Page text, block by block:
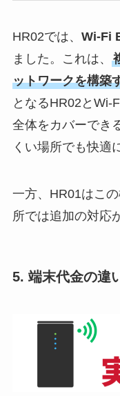
HR02では、 Wi-Fi
ました。これは、
ットワークを構築
となるHR02とWi-
全体をカバーでき
くい場所でも快適
一方、HR01はこ
所では追加の対応
5. 端末代金の違